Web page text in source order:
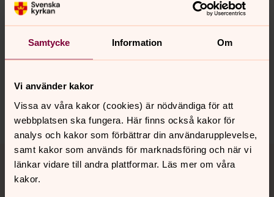
Samtycke Information Om
Vi använder kakor
Vissa av våra kakor (cookies) är nödvändiga för att
webbplatsen ska fungera. Här finns också kakor för
analys och kakor som förbättrar din användarupplevelse,
samt kakor som används för marknadsföring och när vi
länkar vidare till andra plattformar. Läs mer om våra
kakor.
innehåll?
Dela
Tillbaka till toppen
Tillbaka till innehållet